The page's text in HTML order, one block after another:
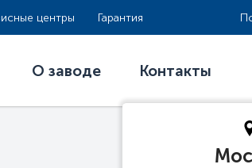
центры Гарантия
О заводе Контакты